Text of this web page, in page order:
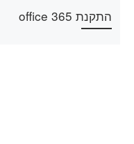
התקנת office 365